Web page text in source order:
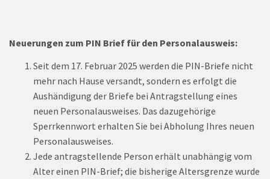
Neuerungen zum PIN Brief für den Personalausweis:
Seit dem 17. Februar 2025 werden die PIN-Briefe nicht
mehr nach Hause versandt, sondern es erfolgt die
Aushändigung der Briefe bei Antragstellung eines
neuen Personalausweises. Das dazugehörige
Sperrkennwort erhalten Sie bei Abholung Ihres neuen
Personalausweises.
Jede antragstellende Person erhält unabhängig vom
Alter einen PIN-Brief; die bisherige Altersgrenze wurde